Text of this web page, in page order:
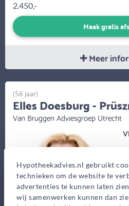
Hypotheekadvies.nl gebruikt
technieken om de website te
advertenties te kunnen laten
wij samenwerken kunnen dan
2.450,-
Maak gratis
Meer
(56 jaar)
Elles Doesburg -
Van Bruggen Adviesgroep Utrecht